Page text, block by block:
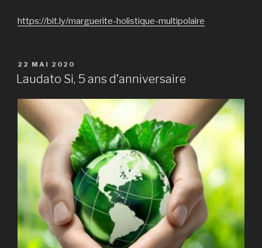
https://bit.ly/marguerite-holistique-multipolaire
PUBLIÉ
LE
22 MAI 2020
Laudato Si, 5 ans d’anniversaire